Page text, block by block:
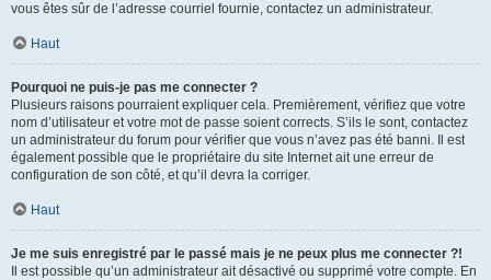
vous êtes sûr de l’adresse courriel fournie, contactez un administrateur.
Haut
Pourquoi ne puis-je pas me connecter ?
Plusieurs raisons pourraient expliquer cela. Premièrement, vérifiez que votre
nom d’utilisateur et votre mot de passe soient corrects. S’ils le sont, contactez
un administrateur du forum pour vérifier que vous n’avez pas été banni. Il est
également possible que le propriétaire du site Internet ait une erreur de
configuration de son côté, et qu’il devra la corriger.
Haut
Je me suis enregistré par le passé mais je ne peux plus me connecter ?!
Il est possible qu’un administrateur ait désactivé ou supprimé votre compte. En